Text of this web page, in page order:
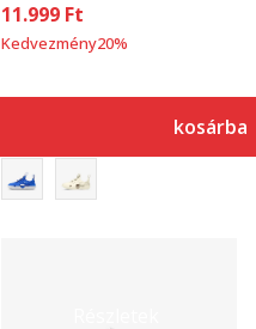
11.999 Ft
Kedvezmény20%
kosárba